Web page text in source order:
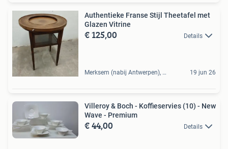
Authentieke Franse Stijl Theetafel met
Glazen Vitrine
€ 125,00 Details
Merksem (nabij Antwerpen), BE 19 jun 26
Villeroy & Boch - Koffieservies (10) - New
Wave - Premium
€ 44,00 Details